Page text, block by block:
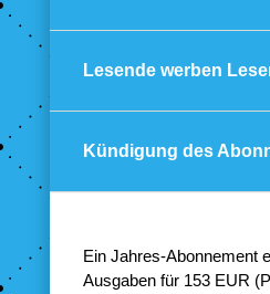
Lesende werben
Kündigung des
Ein Jahres-Abonnement
Ausgaben für 153 EUR